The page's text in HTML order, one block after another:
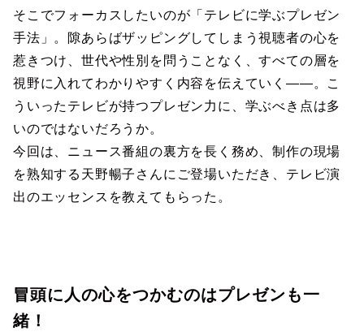
そこでフォーカスしたいのが「テレビに学ぶプレゼン
手法」。隙あらばザッピングしてしまう視聴者の心を
惹きつけ、世代や性別を問うことなく、すべての層を
視野に入れてわかりやすく内容を伝えていく――。こ
ういったテレビが持つプレゼン力に、学ぶべき点は多
いのではないだろうか。
今回は、ニュース番組の裏方を長く務め、制作の現場
を熟知する天野暢子さんにご登場いただき、テレビ演
出のエッセンスを教えてもらった。
冒頭に人の心をつかむのはプレゼンも一
緒！